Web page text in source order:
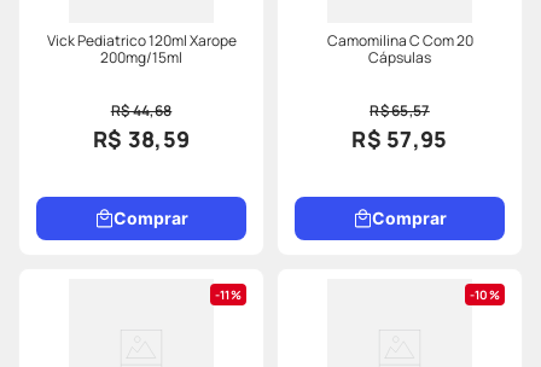
Vick Pediatrico 120ml Xarope
200mg/15ml
R$ 44,68
R$ 38,59
Comprar
Camomilina C Com 20
Cápsulas
R$ 65,57
R$ 57,95
Comprar
11% 10%